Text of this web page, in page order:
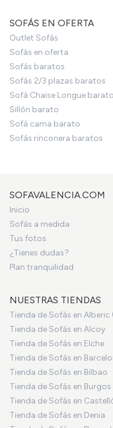
SOFÁS EN OFERTA
Outlet Sofás
Sofás en oferta
Sofás baratos
Sofás 2/3 plazas baratos
Sofá Chaise Longue barato
Sillón barato
Sofá cama barato
Sofás rinconera baratos
SOFAVALENCIA.COM
Inicio
Sofás a medida
Tus fotos
¿Tienes dudas?
Plan tranquilidad
NUESTRAS TIENDAS
Tienda de Sofás en Alberic
Tienda de Sofás en Alcoy
Tienda de Sofás en Elche
Tienda de Sofás en
Tienda de Sofás en Bilbao
Tienda de Sofás en Burgos
Tienda de Sofás en
Tienda de Sofás en Denia